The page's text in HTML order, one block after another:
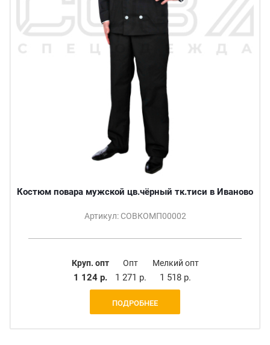
Костюм повара мужской цв.чёрный тк.тиси в Иваново
Артикул: СОВКОМП00002
Круп. опт
1 124 р.
Опт
1 271 р.
Мелкий опт
1 518 р.
ПОДРОБНЕЕ